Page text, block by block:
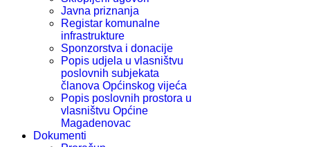
Javna priznanja
Registar komunalne
infrastrukture
Sponzorstva i donacije
Popis udjela u vlasništvu
poslovnih subjekata
članova Općinskog vijeća
Popis poslovnih prostora u
vlasništvu Općine
Magadenovac
Dokumenti